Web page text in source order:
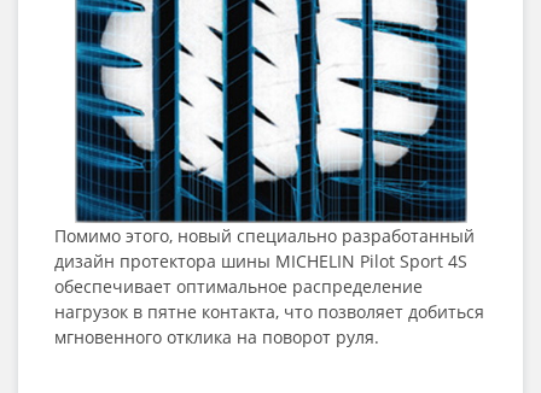
Помимо этого, новый специально разработанный
дизайн протектора шины MICHELIN Pilot Sport 4S
обеспечивает оптимальное распределение
нагрузок в пятне контакта, что позволяет добиться
мгновенного отклика на поворот руля.